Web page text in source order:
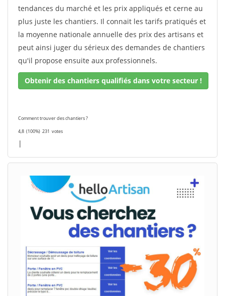
tendances du marché et les prix appliqués et cerne au
plus juste les chantiers. Il connait les tarifs pratiqués et
la moyenne nationale annuelle des prix des artisans et
peut ainsi juger du sérieux des demandes de chantiers
qu'il propose ensuite aux professionnels.
Obtenir des chantiers qualifiés dans votre secteur !
Comment trouver des chantiers ?
4,8 (100%) 231 votes
|